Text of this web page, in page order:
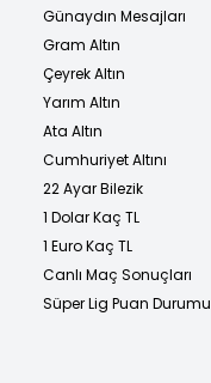
Günaydın Mesajları
Gram Altın
Çeyrek Altın
Yarım Altın
Ata Altın
Cumhuriyet Altını
22 Ayar Bilezik
1 Dolar Kaç TL
1 Euro Kaç TL
Canlı Maç Sonuçları
Süper Lig Puan Durumu